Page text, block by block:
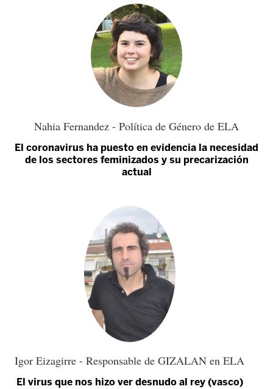
Nahia Fernandez - Política de Género de ELA
El coronavirus ha puesto en evidencia la necesidad
de los sectores feminizados y su precarización
actual
Igor Eizagirre - Responsable de GIZALAN en ELA
El virus que nos hizo ver desnudo al rey (vasco)